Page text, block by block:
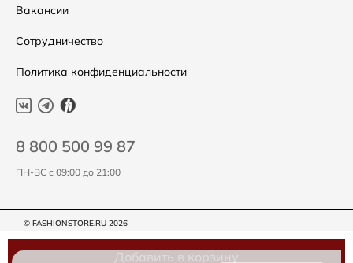
Добавить в корзину
Вакансии
Сотрудничество
Политика конфиденциальности
8 800 500 99 87
ПН-ВС с 09:00 до 21:00
© FASHIONSTORE.RU 2026